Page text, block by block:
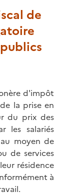
de
d'impôt
la prise en
du prix des
les salariés
moyen de
de services
résidence
à